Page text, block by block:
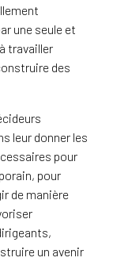
une seule et
travailler
des
leur donner les
pour
pour
de manière
un avenir